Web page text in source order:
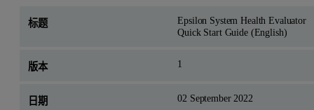
Epsilon System Health Evaluator
Quick Start Guide (English)
1
02 September 2022